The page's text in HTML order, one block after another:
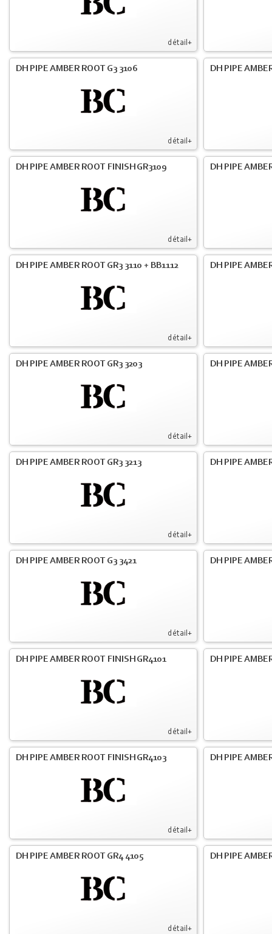
détail+
détail+
DH PIPE AMBER ROOT G3 3106 DH PIPE
détail+
DH PIPE AMBER ROOT FINISH GR3109 DH PIPE
détail+
DH PIPE AMBER ROOT GR3 3110 + BB1112 DH PIPE
détail+
DH PIPE AMBER ROOT GR3 3203 DH PIPE
détail+
DH PIPE AMBER ROOT GR3 3213 DH PIPE
détail+
DH PIPE AMBER ROOT G3 3421 DH PIPE
détail+
DH PIPE AMBER ROOT FINISH GR4101 DH PIPE
détail+
DH PIPE AMBER ROOT FINISH GR4103 DH PIPE
détail+
DH PIPE AMBER ROOT GR4 4105 DH PIPE